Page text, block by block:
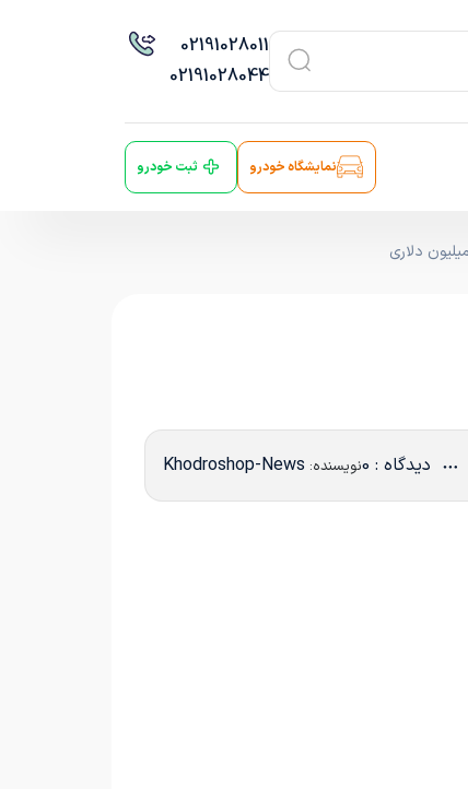
02191028011
02191028044
نمایشگاه خودرو ثبت خودرو
دیدگاه : 0 نویسنده: Khodroshop-News